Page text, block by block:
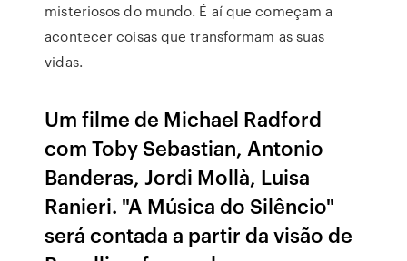
misteriosos do mundo. É aí que começam a
acontecer coisas que transformam as suas
vidas.
Um filme de Michael Radford
com Toby Sebastian, Antonio
Banderas, Jordi Mollà, Luisa
Ranieri. "A Música do Silêncio"
será contada a partir da visão de